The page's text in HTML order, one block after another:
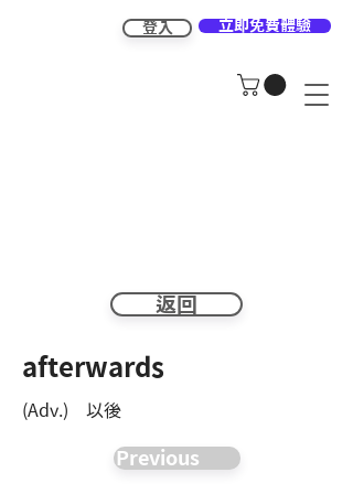
登入 立即免費體驗
返回
afterwards
(Adv.) 以後
Previous